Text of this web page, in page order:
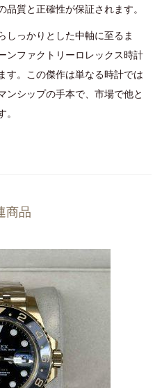
質と正確性が保証されます。
しっかりとした中軸に至るま
ンファクトリーロレックス時計
す。この傑作は単なる時計では
ンシップの手本で、市場で他と
商品